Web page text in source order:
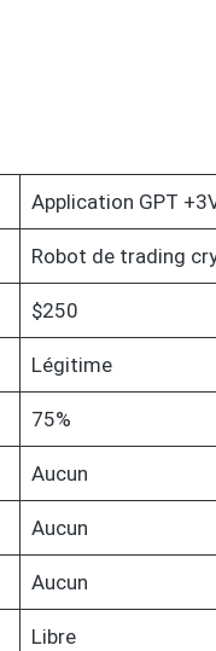
Application GPT
Robot de trading
$250
Légitime
75%
Aucun
Aucun
Aucun
Libre